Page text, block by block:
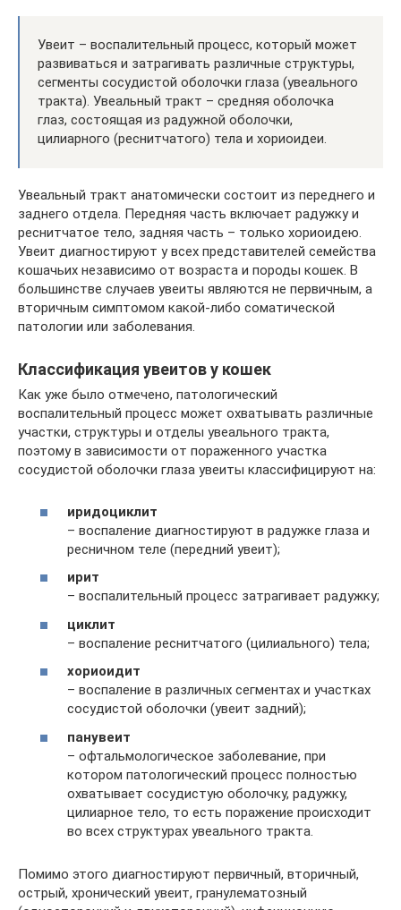
Увеит – воспалительный процесс, который может
развиваться и затрагивать различные структуры,
сегменты сосудистой оболочки глаза (увеального
тракта). Увеальный тракт – средняя оболочка
глаз, состоящая из радужной оболочки,
цилиарного (реснитчатого) тела и хориоидеи.
Увеальный тракт анатомически состоит из переднего и
заднего отдела. Передняя часть включает радужку и
реснитчатое тело, задняя часть – только хориоидею.
Увеит диагностируют у всех представителей семейства
кошачьих независимо от возраста и породы кошек. В
большинстве случаев увеиты являются не первичным, а
вторичным симптомом какой-либо соматической
патологии или заболевания.
Классификация увеитов у кошек
Как уже было отмечено, патологический
воспалительный процесс может охватывать различные
участки, структуры и отделы увеального тракта,
поэтому в зависимости от пораженного участка
сосудистой оболочки глаза увеиты классифицируют на:
иридоциклит
– воспаление диагностируют в радужке глаза и
ресничном теле (передний увеит);
ирит
– воспалительный процесс затрагивает радужку;
циклит
– воспаление реснитчатого (цилиального) тела;
хориоидит
– воспаление в различных сегментах и участках
сосудистой оболочки (увеит задний);
панувеит
– офтальмологическое заболевание, при
котором патологический процесс полностью
охватывает сосудистую оболочку, радужку,
цилиарное тело, то есть поражение происходит
во всех структурах увеального тракта.
Помимо этого диагностируют первичный, вторичный,
острый, хронический увеит, гранулематозный